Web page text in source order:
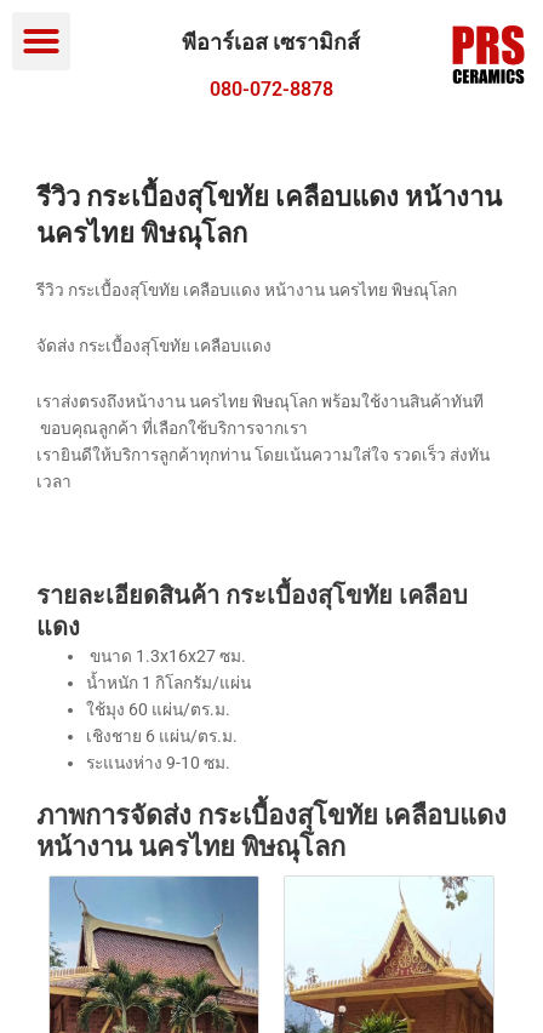
Menu พีอาร์เอส เซรามิกส์
080-072-8878
รีวิว กระเบื้องสุโขทัย เคลือบแดง หน้างาน
นครไทย พิษณุโลก
รีวิว กระเบื้องสุโขทัย เคลือบแดง หน้างาน นครไทย พิษณุโลก
จัดส่ง กระเบื้องสุโขทัย เคลือบแดง
เราส่งตรงถึงหน้างาน นครไทย พิษณุโลก พร้อมใช้งานสินค้าทันที
ขอบคุณลูกค้า ที่เลือกใช้บริการจากเรา
เรายินดีให้บริการลูกค้าทุกท่าน โดยเน้นความใส่ใจ รวดเร็ว ส่งทัน
เวลา
รายละเอียดสินค้า กระเบื้องสุโขทัย เคลือบ
แดง
ขนาด 1.3x16x27 ซม.
น้ำหนัก 1 กิโลกรัม/แผ่น
ใช้มุง 60 แผ่น/ตร.ม.
เชิงชาย 6 แผ่น/ตร.ม.
ระแนงห่าง 9-10 ซม.
ภาพการจัดส่ง กระเบื้องสุโขทัย เคลือบแดง
หน้างาน นครไทย พิษณุโลก